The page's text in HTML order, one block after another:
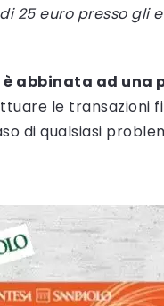
25 euro presso gli
abbinata ad una
le transazioni
di qualsiasi